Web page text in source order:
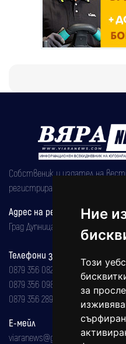
Ние
Този
за
Собственик и издател на
регистрирана на 08.05.2002
Адрес на редакцията
Град Дупница, ул.''Христо Ботев"
Телефони за реклама и
0879 356 082
0879 356 098
0879 356 289
Е-мейл
viaranews@gmail.com